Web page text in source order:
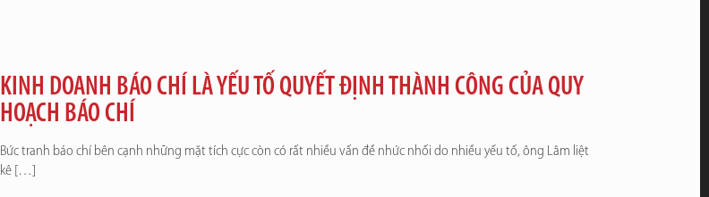
KINH DOANH BÁO CHÍ LÀ YẾU TỐ QUYẾT ĐỊNH THÀNH CÔNG CỦA QUY
HOẠCH BÁO CHÍ
Bức tranh báo chí bên cạnh những mặt tích cực còn có rất nhiều vấn đề nhức nhối do nhiều yếu tố, ông Lâm liệt
kê[…]